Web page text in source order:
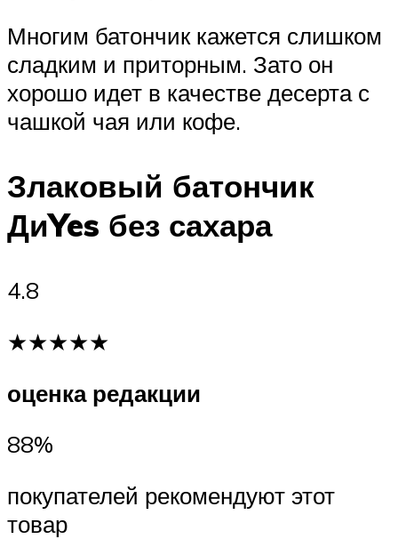
Многим батончик кажется слишком
сладким и приторным. Зато он
хорошо идет в качестве десерта с
чашкой чая или кофе.
Злаковый батончик
ДиYes без сахара
4.8
★★★★★
оценка редакции
88%
покупателей рекомендуют этот
товар